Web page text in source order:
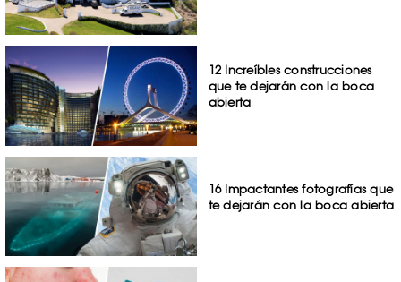
12 Increíbles construcciones
que te dejarán con la boca
abierta
16 Impactantes fotografías que
te dejarán con la boca abierta